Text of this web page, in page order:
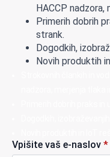
HACCP
Primerih dobrih
strank.
Dogodkih,
Novih produktih
Vpišite vaš e-naslov *